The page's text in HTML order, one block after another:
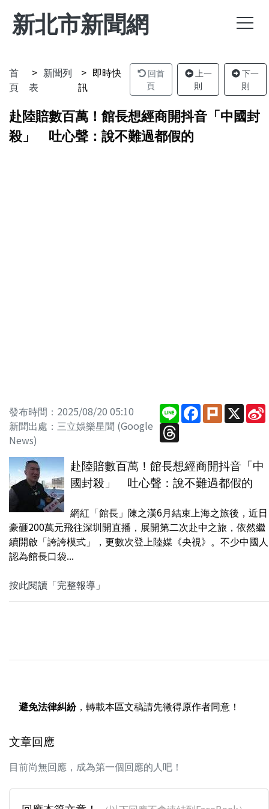
新北市新聞網
首
頁
新聞列
表
即時快
訊
回首
頁
上一
則
下一
則
赴陸賠數百萬！館長想經商開抖音「中國封
殺」 吐心聲：說不難過都假的
發布時間：2025/08/20 05:10
新聞出處：三立娛樂星聞 (Google
News)
LineFacebook
PlurkX
Threads
赴陸賠數百萬！館長想經商開抖音「中
國封殺」 吐心聲：說不難過都假的
網紅「館長」陳之漢6月結束上海之旅後，近日
豪砸200萬元飛往深圳開直播，展開第二次赴中之旅，依然繼
續開啟「誇誇模式」，更數次登上陸媒《央視》。不少中國人
認為館長口袋...
按此閱讀「完整報導」
避免法律糾紛，轉載本區文稿請先徵得原作者同意！
文章回應
目前尚無回應，成為第一個回應的人吧！